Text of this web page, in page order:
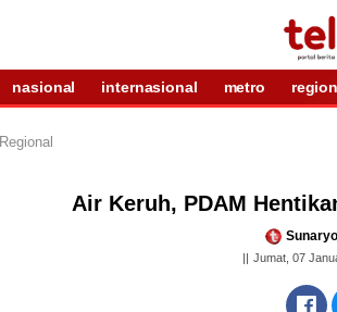
nasional internasional metro
Regional
Air Keruh, PDAM
Sunaryo
Jumat, 07